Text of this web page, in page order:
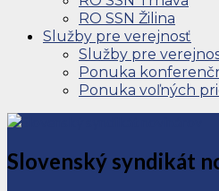
RO SSN Žilina
Služby pre verejnosť
Služby pre
Ponuka
Ponuka voľných
Slovenský syndikát